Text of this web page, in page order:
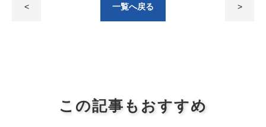
< 一覧へ戻る >
この記事もおすすめ